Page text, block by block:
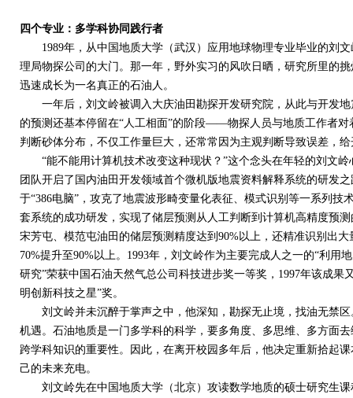
四个专业：多学科协同践行者
1989年，从中国地质大学（武汉）应用地球物理专业毕业的刘
理局物探公司的大门。那一年，野外实习的风吹日晒，研究所里的
迅速成长为一名真正的石油人。
一年后，刘文岭被调入大庆油田勘探开发研究院，从此与开发地
的预测还基本停留在“人工相面”的阶段——物探人员与地质工作者
判断砂体分布，不仅工作量巨大，还常常因为主观判断导致误差，
“能不能用计算机技术改变这种现状？”这个念头在年轻的刘文岭
团队开启了国内油田开发领域首个微机版地震资料解释系统的研发
于“386电脑”，攻克了地震波形畸变量化表征、模式识别等一系列技
套系统的成功研发，实现了储层预测从人工判断到计算机高精度预
宋芳屯、模范屯油田的储层预测精度达到 90%以上，还精准识别出大
70%提升至90%以上。 1993年，刘文岭作为主要完成人之一的“利用
研究”荣获中国石油天然气总公司科技进步奖一等奖， 1997年该成果
明创新科技之星”奖。
刘文岭并未沉醉于掌声之中，他深知，勘探无止境，找油无禁区
机遇。石油地质是一门多学科的科学，要多角度、多思维、多方面
跨学科知识的重要性。因此，在离开校园多年后，他决定重新拾起
己的未来充电。
刘文岭先在中国地质大学（北京）攻读数学地质的硕士研究生课